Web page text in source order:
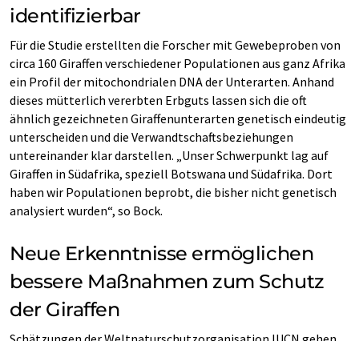
identifizierbar
Für die Studie erstellten die Forscher mit Gewebeproben von
circa 160 Giraffen verschiedener Populationen aus ganz Afrika
ein Profil der mitochondrialen DNA der Unterarten. Anhand
dieses mütterlich vererbten Erbguts lassen sich die oft
ähnlich gezeichneten Giraffenunterarten genetisch eindeutig
unterscheiden und die Verwandtschaftsbeziehungen
untereinander klar darstellen. „Unser Schwerpunkt lag auf
Giraffen in Südafrika, speziell Botswana und Südafrika. Dort
haben wir Populationen beprobt, die bisher nicht genetisch
analysiert wurden“, so Bock.
Neue Erkenntnisse ermöglichen
bessere Maßnahmen zum Schutz
der Giraffen